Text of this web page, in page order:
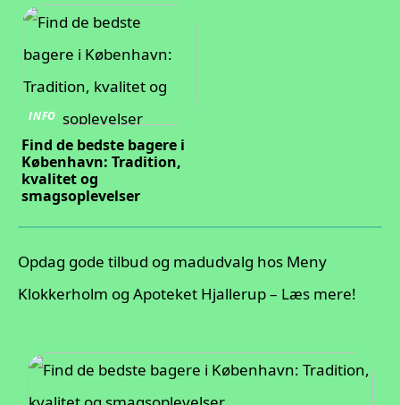
INFO
Find de bedste bagere i
København: Tradition,
kvalitet og
smagsoplevelser
Opdag gode tilbud og madudvalg hos Meny
Klokkerholm og Apoteket Hjallerup – Læs mere!